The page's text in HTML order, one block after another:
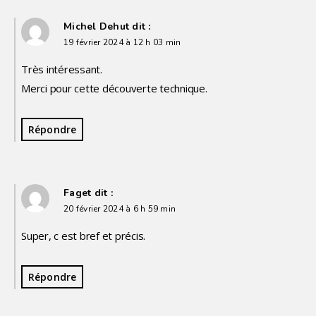
Michel Dehut dit :
19 février 2024 à 12 h 03 min
Très intéressant.
Merci pour cette découverte technique.
Répondre
Faget dit :
20 février 2024 à 6 h 59 min
Super, c est bref et précis.
Répondre